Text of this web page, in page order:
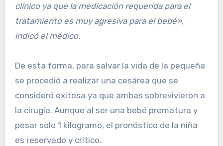
clínico ya que la medicación requerida para el
tratamiento es muy agresiva para el bebé»,
indicó el médico.
De esta forma, para salvar la vida de la pequeña
se procedió a realizar una cesárea que se
consideró exitosa ya que ambas sobrevivieron a
la cirugía. Aunque al ser una bebé prematura y
pesar solo 1 kilogramo, el pronóstico de la niña
es reservado y crítico.